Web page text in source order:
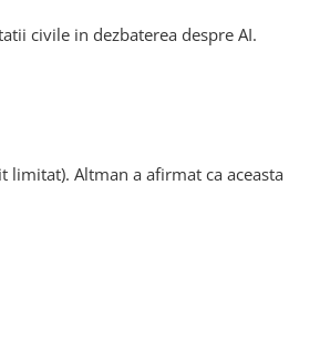
civile in dezbaterea despre AI.
Altman a afirmat ca aceasta